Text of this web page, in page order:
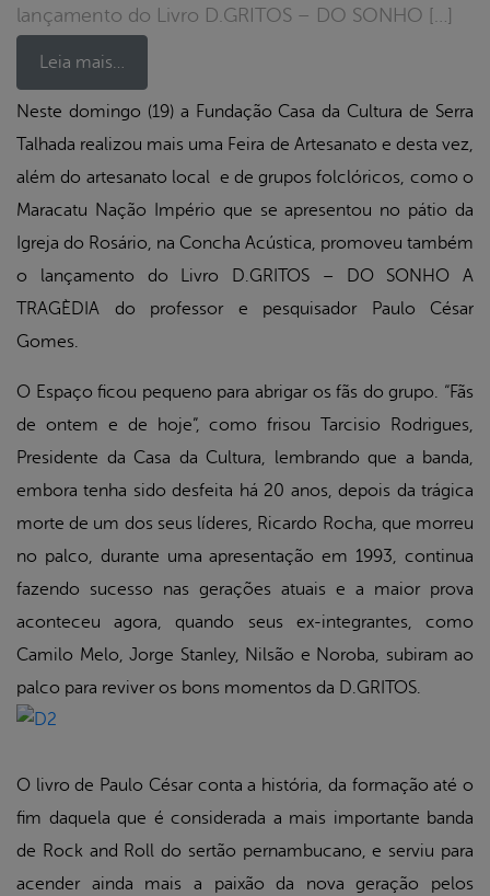
lançamento do Livro D.GRITOS – DO SONHO […]
Leia mais…
Neste domingo (19) a Fundação Casa da Cultura de Serra
Talhada realizou mais uma Feira de Artesanato e desta vez,
além do artesanato local e de grupos folclóricos, como o
Maracatu Nação Império que se apresentou no pátio da
Igreja do Rosário, na Concha Acústica, promoveu também
o lançamento do Livro D.GRITOS – DO SONHO A
TRAGÈDIA do professor e pesquisador Paulo César
Gomes.
O Espaço ficou pequeno para abrigar os fãs do grupo. “Fãs
de ontem e de hoje”, como frisou Tarcisio Rodrigues,
Presidente da Casa da Cultura, lembrando que a banda,
embora tenha sido desfeita há 20 anos, depois da trágica
morte de um dos seus líderes, Ricardo Rocha, que morreu
no palco, durante uma apresentação em 1993, continua
fazendo sucesso nas gerações atuais e a maior prova
aconteceu agora, quando seus ex-integrantes, como
Camilo Melo, Jorge Stanley, Nilsão e Noroba, subiram ao
palco para reviver os bons momentos da D.GRITOS.
O livro de Paulo César conta a história, da formação até o
fim daquela que é considerada a mais importante banda
de Rock and Roll do sertão pernambucano, e serviu para
acender ainda mais a paixão da nova geração pelos